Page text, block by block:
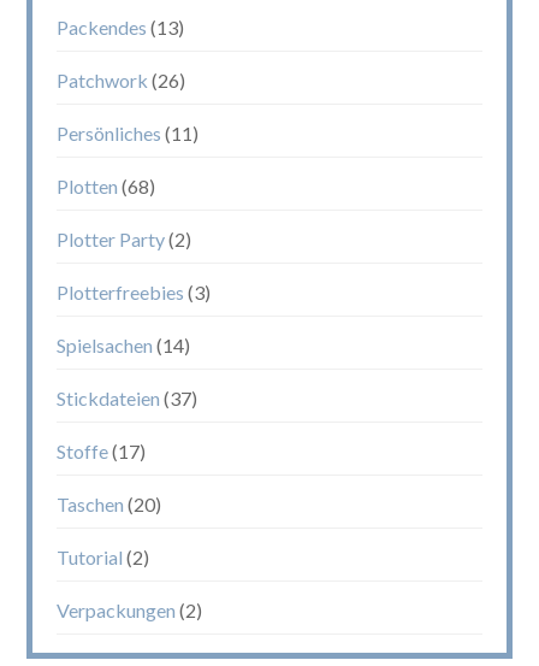
Packendes (13)
Patchwork (26)
Persönliches (11)
Plotten (68)
Plotter Party(2)
Plotterfreebies (3)
Spielsachen (14)
Stickdateien (37)
Stoffe(17)
Taschen (20)
Tutorial (2)
Verpackungen (2)